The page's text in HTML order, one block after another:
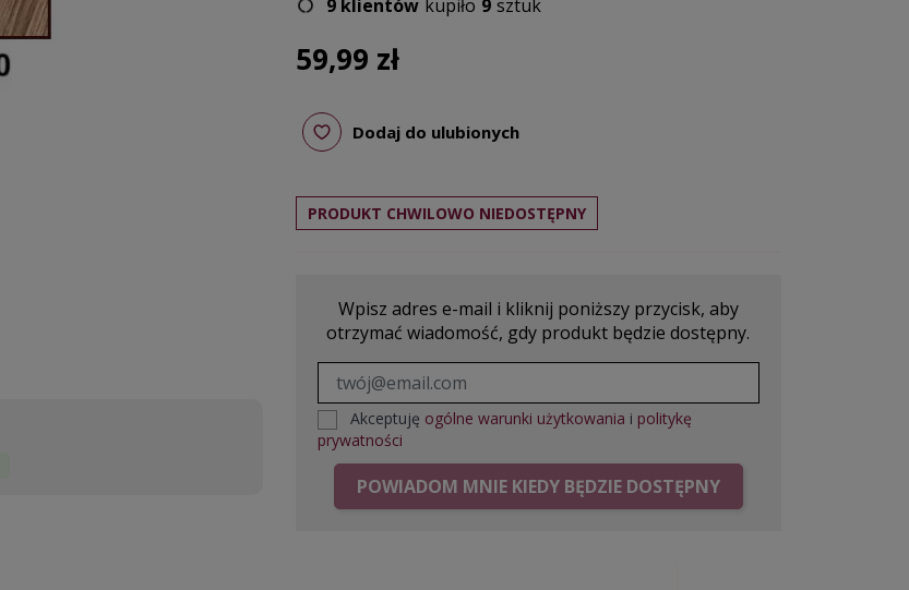
9 klientów kupiło 9 sztuk
59,99 zł
Dodaj do ulubionych
PRODUKT CHWILOWO NIEDOSTĘPNY
Wpisz adres e-mail i kliknij poniższy przycisk, aby
otrzymać wiadomość, gdy produkt będzie dostępny.
Akceptuję ogólne warunki użytkowania i politykę
prywatności
POWIADOM MNIE KIEDY BĘDZIE DOSTĘPNY